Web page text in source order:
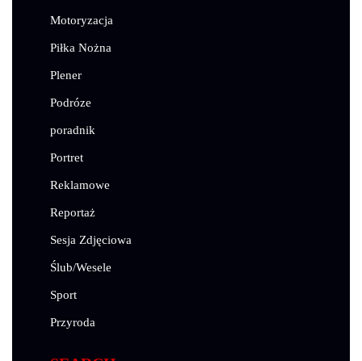
Motoryzacja
Piłka Nożna
Plener
Podróze
poradnik
Portret
Reklamowe
Reportaż
Sesja Zdjęciowa
Ślub/Wesele
Sport
Przyroda